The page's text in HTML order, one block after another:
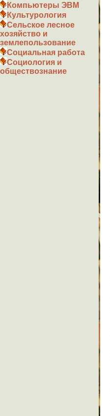
Компьютеры ЭВМ
Культурология
Сельское лесное
хозяйство и
землепользование
Социальная работа
Социология и
обществознание